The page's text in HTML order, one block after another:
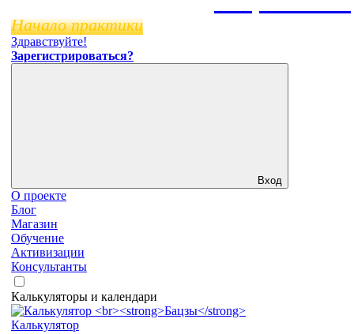
Начало практики
Здравствуйте!
Зарегистрироваться?
Вход
О проекте
Блог
Магазин
Обучение
Активизации
Консультанты
Калькуляторы и календари
Калькулятор